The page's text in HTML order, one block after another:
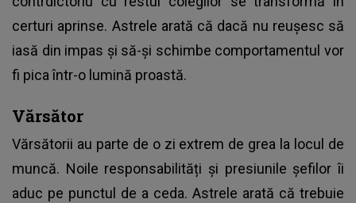
certuri aprinse. Astrele arată că dacă nu reușesc să
iasă din impas și să-și schimbe comportamentul vor
fi pica într-o lumină proastă.
Vărsător
Vărsătorii au parte de o zi extrem de grea la locul de
muncă. Noile responsabilități și presiunile șefilor îi
aduc pe punctul de a ceda. Astrele arată că trebuie